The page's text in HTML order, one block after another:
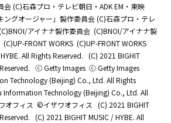
会 (C)石森プロ・テレビ朝日・ADK EM・東映
グオージャー」製作委員会 (C)石森プロ・テレ
アイナナ製作委員会 (C)BNOI/アイナナ製
(C)UP-FRONT WORKS (C)UP-FRONT WORKS
All Rights Reserved. (C) 2021 BIGHIT
ⓒ Getty Images ⓒ Getty Images
Technology (Beijing) Co., Ltd. All Rights
Information Technology (Beijing) Co., Ltd. All
オフィス ©イザワオフィス
(C) 2021 BIGHIT
(C) 2021 BIGHIT MUSIC / HYBE. All